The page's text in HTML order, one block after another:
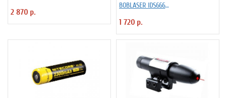
2 870 р.
BOBLASER IDS666
1 720 р.